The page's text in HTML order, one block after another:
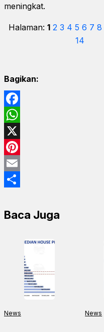
meningkat.
Halaman:1 2 3 4 5 6 7 8
14
Bagikan:
Facebook
WhatsApp
X
Pinterest
Email
Baca Juga
News News